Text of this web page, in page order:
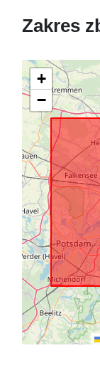
Zakres
+
−